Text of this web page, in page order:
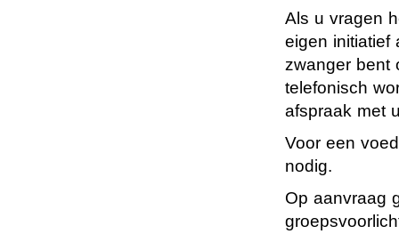
Als u vragen
eigen initiatief
zwanger bent
telefonisch
afspraak met
Voor een
nodig.
Op aanvraag